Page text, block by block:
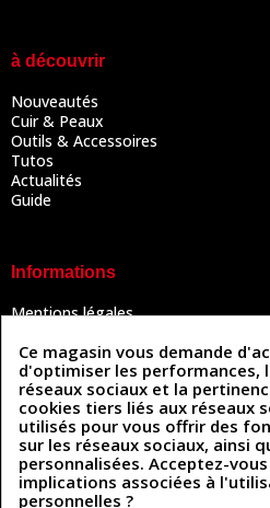
à découvrir
Nouveautés
Cuir & Peaux
Outils & Accessoires
Tutos
Actualités
Guide
Informations
Mentions légales
Politique de confidentialité
Politique des cookies
Contactez-nous
Coordonnées
Ce magasin vous demande
d'optimiser les performances,
réseaux sociaux et la
cookies tiers liés aux réseaux
utilisés pour vous offrir des
sur les réseaux sociaux, ainsi
personnalisées. Acceptez-
implications associées à
personnelles ?